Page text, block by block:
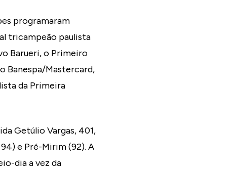
programaram
tricampeão paulista
Barueri, o Primeiro
Banespa/Mastercard,
da Primeira
Getúlio Vargas, 401,
e Pré-Mirim (92). A
dia a vez da